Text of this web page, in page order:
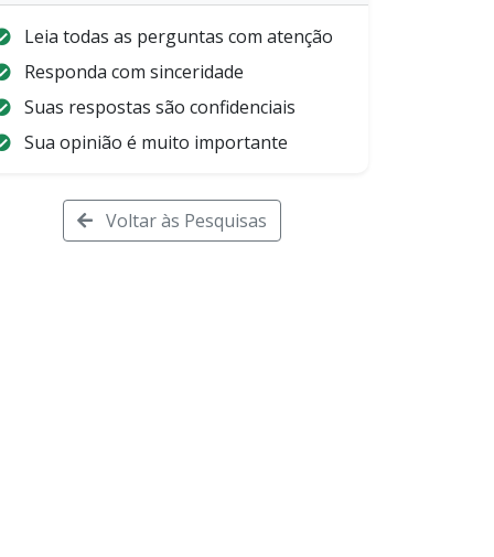
Leia todas as perguntas com atenção
Responda com sinceridade
Suas respostas são confidenciais
Sua opinião é muito importante
Voltar às Pesquisas